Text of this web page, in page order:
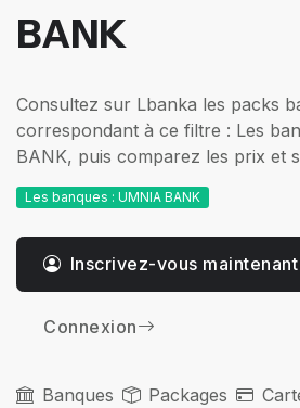
BANK
Consultez sur Lbanka les packs
correspondant à ce filtre : Les
BANK, puis comparez les prix et
Les banques : UMNIA BANK
Inscrivez-vous maintenant
Connexion
Banques Packages